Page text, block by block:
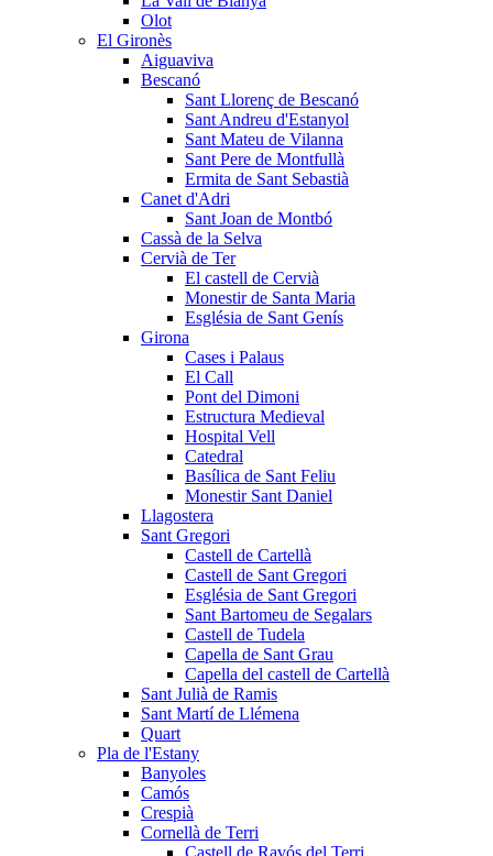
Olot
El Gironès
Aiguaviva
Bescanó
Sant Llorenç de Bescanó
Sant Andreu d'Estanyol
Sant Mateu de Vilanna
Sant Pere de Montfullà
Ermita de Sant Sebastià
Canet d'Adri
Sant Joan de Montbó
Cassà de la Selva
Cervià de Ter
El castell de Cervià
Monestir de Santa Maria
Església de Sant Genís
Girona
Cases i Palaus
El Call
Pont del Dimoni
Estructura Medieval
Hospital Vell
Catedral
Basílica de Sant Feliu
Monestir Sant Daniel
Llagostera
Sant Gregori
Castell de Cartellà
Castell de Sant Gregori
Església de Sant Gregori
Sant Bartomeu de Segalars
Castell de Tudela
Capella de Sant Grau
Capella del castell de Cartellà
Sant Julià de Ramis
Sant Martí de Llémena
Quart
Pla de l'Estany
Banyoles
Camós
Crespià
Cornellà de Terri
Castell de Ravós del Terri